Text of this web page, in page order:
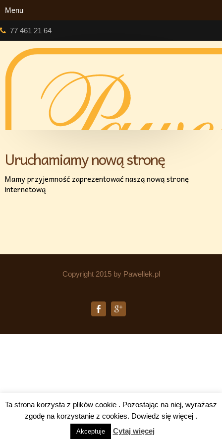
77 461 21 64
Uruchamiamy nową stronę
Mamy przyjemność zaprezentować naszą nową stronę
internetową
Copyright 2015 by Pawellek.pl
Ta strona korzysta z plików cookie . Pozostając na niej, wyrażasz
zgodę na korzystanie z cookies. Dowiedz się więcej .
Akceptuje Cytaj więcej